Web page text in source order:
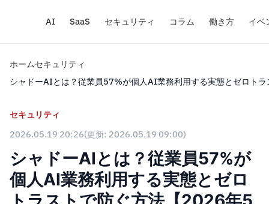
AI SaaS セキュリティ コラム 働き方 イベ
ホームセキュリティ
シャドーAIとは？従業員57%が個人AI業務利用する実態とゼロト
セキュリティ
2026.05.19 20:26(更新: 2026.05.19 09:00)
シャドーAIとは？従業員57%が
個人AI業務利用する実態とゼロ